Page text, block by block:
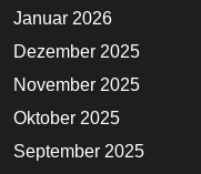
Januar 2026
Dezember 2025
November 2025
Oktober 2025
September 2025